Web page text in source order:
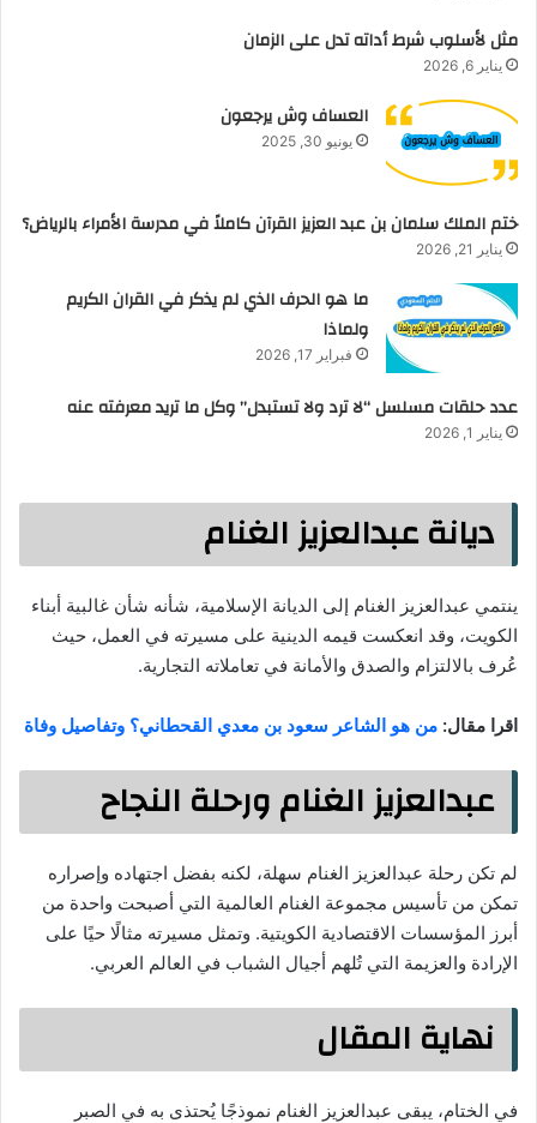
مثل لأسلوب شرط أداته تدل على الزمان
يناير 6, 2026
العساف وش يرجعون
يونيو 30, 2025
ختم الملك سلمان بن عبد العزيز القرآن كاملاً في مدرسة الأمراء بالرياض؟
يناير 21, 2026
ما هو الحرف الذي لم يذكر في القران الكريم
ولماذا
فبراير 17, 2026
عدد حلقات مسلسل “لا ترد ولا تستبدل” وكل ما تريد معرفته عنه
يناير 1, 2026
ديانة عبدالعزيز الغنام
ينتمي عبدالعزيز الغنام إلى الديانة الإسلامية، شأنه شأن غالبية أبناء
الكويت، وقد انعكست قيمه الدينية على مسيرته في العمل، حيث
عُرف بالالتزام والصدق والأمانة في تعاملاته التجارية.
اقرا مقال: من هو الشاعر سعود بن معدي القحطاني؟ وتفاصيل وفاة
عبدالعزيز الغنام ورحلة النجاح
لم تكن رحلة عبدالعزيز الغنام سهلة، لكنه بفضل اجتهاده وإصراره
تمكن من تأسيس مجموعة الغنام العالمية التي أصبحت واحدة من
أبرز المؤسسات الاقتصادية الكويتية. وتمثل مسيرته مثالًا حيًا على
الإرادة والعزيمة التي تُلهم أجيال الشباب في العالم العربي.
نهاية المقال
في الختام، يبقى عبدالعزيز الغنام نموذجًا يُحتذى به في الصبر